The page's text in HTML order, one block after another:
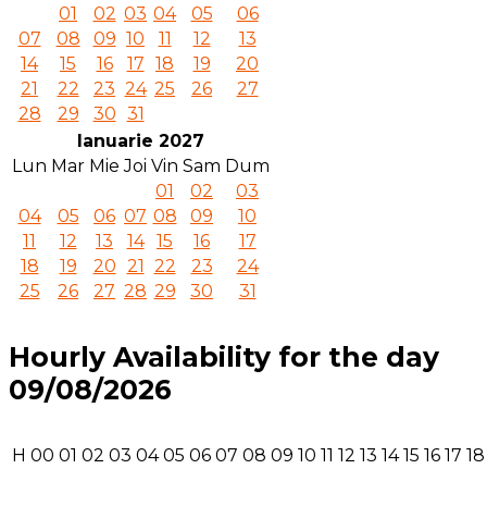
01
02 03 04 05
06
07
08 09 10 11 12
13
14
15 16 17 18 19
20
21
22 23 24 25 26
27
28
29 30 31
Ianuarie 2027
Lun Mar Mie Joi Vin Sam Dum
01
02
03
04
05 06 07 08 09
10
11
12 13 14 15 16
17
18
19 20 21 22 23
24
25
26 27 28 29 30 31
Hourly Availability for the day
09/08/2026
H 00 01 02 03 04 05 06 07 08 09 10 11 12 13 14 15 16 17 18